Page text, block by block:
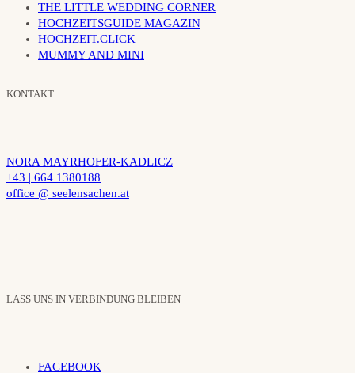
THE LITTLE WEDDING CORNER
HOCHZEITSGUIDE MAGAZIN
HOCHZEIT.CLICK
MUMMY AND MINI
KONTAKT
NORA MAYRHOFER-KADLICZ
+43 | 664 1380188
office @ seelensachen.at
LASS UNS IN VERBINDUNG BLEIBEN
FACEBOOK